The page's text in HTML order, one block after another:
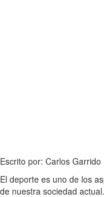
Escrito por: Carlos Garrido
El deporte es uno de los
de nuestra sociedad